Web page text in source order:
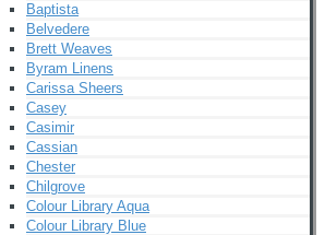
Baptista
Belvedere
Brett Weaves
Byram Linens
Carissa Sheers
Casey
Casimir
Cassian
Chester
Chilgrove
Colour Library Aqua
Colour Library Blue